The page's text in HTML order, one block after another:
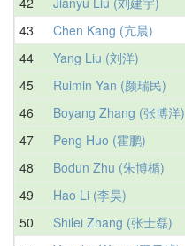
43 Chen Kang (亢晨)
44 Yang Liu (刘洋)
45 Ruimin Yan (颜瑞民)
46 Boyang Zhang (张博洋)
47 Peng Huo (霍鹏)
48 Bodun Zhu (朱博楯)
49 Hao Li (李昊)
50 Shilei Zhang (张士磊)